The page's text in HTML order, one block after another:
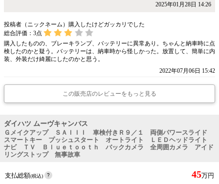
2025年01月28日 14:26
投稿者（ニックネーム）購入したけどガッカリでした
総合評価： 3点
購入したものの、ブレーキランプ、バッテリーに異常あり。ちゃんと納車時に点
検したのかと疑う。バッテリーは、納車時から怪しかった。放置して、簡単に内
装、外装だけ綺麗にしたのかと思う。
2022年07月06日 15:42
この販売店のレビューをもっと見る
ダイハツ ムーヴキャンバス
Ｇメイクアップ ＳＡＩＩＩ 車検付きＲ９／１ 両側パワースライド
スマートキー プッシュスタート オートライト ＬＥＤヘッドライト
ナビ ＴＶ Ｂｌｕｅｔｏｏｔｈ バックカメラ 全周囲カメラ アイド
リングストップ 無事故車
支払総額(税込) 45万円